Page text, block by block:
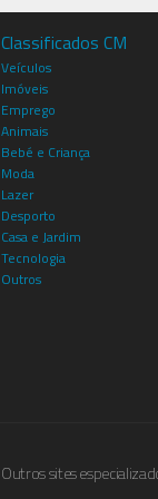
Classificados CM
Veículos
Imóveis
Emprego
Animais
Bebé e Criança
Moda
Lazer
Desporto
Casa e Jardim
Tecnologia
Outros
Outros sites